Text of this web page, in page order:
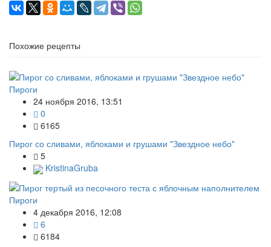
Похожие рецепты
Пироги
24 ноября 2016, 13:51
0
6165
Пирог со сливами, яблоками и грушами "Звездное небо"
5
KristinaGruba
Пироги
4 декабря 2016, 12:08
6
6184